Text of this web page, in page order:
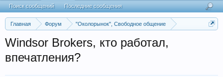
Главная Форум
"Околорынок", Свободное общение
Windsor Brokers, кто работал,
впечатления?
Поиск сообщений Последние сообщения